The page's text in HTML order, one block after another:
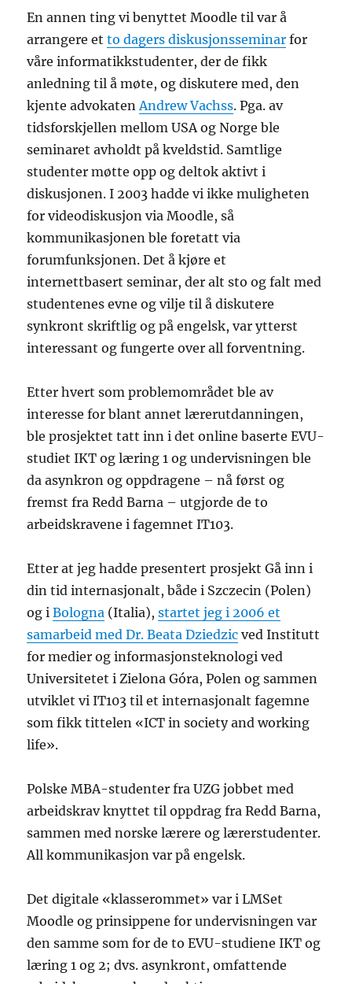
En annen ting vi benyttet Moodle til var å
arrangere etto dagers diskusjonsseminar for
våre informatikkstudenter, der de fikk
anledning til å møte, og diskutere med, den
kjente advokaten Andrew Vachss. Pga. av
tidsforskjellen mellom USA og Norge ble
seminaret avholdt på kveldstid. Samtlige
studenter møtte opp og deltok aktivt i
diskusjonen. I 2003 hadde vi ikke muligheten
for videodiskusjon via Moodle, så
kommunikasjonen ble foretatt via
forumfunksjonen. Det å kjøre et
internettbasert seminar, der alt sto og falt med
studentenes evne og vilje til å diskutere
synkront skriftlig og på engelsk, var ytterst
interessant og fungerte over all forventning.
Etter hvert som problemområdet ble av
interesse for blant annet lærerutdanningen,
ble prosjektet tatt inn i det online baserte EVU-
studiet IKT og læring 1 og undervisningen ble
da asynkron og oppdragene – nå først og
fremst fra Redd Barna – utgjorde de to
arbeidskravene i fagemnet IT103.
Etter at jeg hadde presentert prosjekt Gå inn i
din tid internasjonalt, både i Szczecin (Polen)
og iBologna (Italia),startet jeg i 2006 et
samarbeid med Dr. Beata Dziedzic ved Institutt
for medier og informasjonsteknologi ved
Universitetet i Zielona Góra, Polen og sammen
utviklet vi IT103 til et internasjonalt fagemne
som fikk tittelen «ICT in society and working
life».
Polske MBA-studenter fra UZG jobbet med
arbeidskrav knyttet til oppdrag fra Redd Barna,
sammen med norske lærere og lærerstudenter.
All kommunikasjon var på engelsk.
Det digitale «klasserommet» var i LMSet
Moodle og prinsippene for undervisningen var
den samme som for de to EVU-studiene IKT og
læring 1 og 2; dvs. asynkront, omfattende